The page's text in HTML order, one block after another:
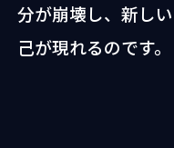
分が崩壊し、新し
己が現れるのです。